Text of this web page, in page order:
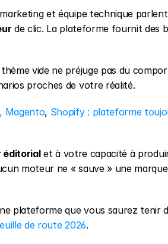
et équipe technique
de clic. La plateforme fournit des
vide ne préjuge pas du
proches de votre réalité.
Magento, Shopify : plateforme
éditorial et à votre capacité à
moteur ne « sauve » une
plateforme que vous saurez tenir
de route 2026.